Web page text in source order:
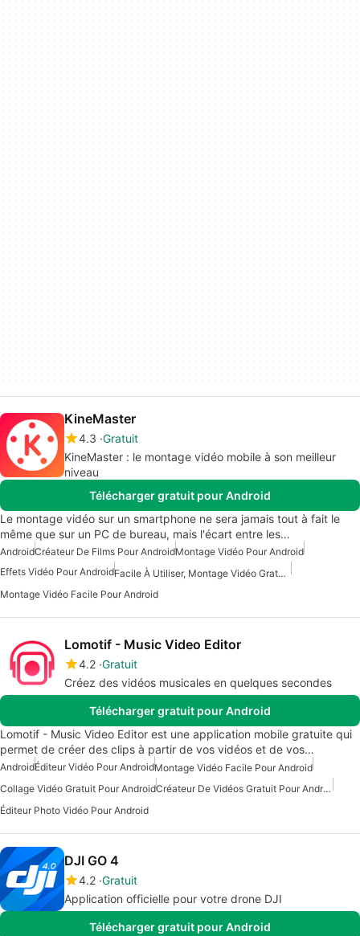
KineMaster
4.3 Gratuit
KineMaster : le montage vidéo mobile à son meilleur
niveau
Télécharger gratuit pour Android
Le montage vidéo sur un smartphone ne sera jamais tout à fait le
même que sur un PC de bureau, mais l'écart entre les…
AndroidCréateur De Films Pour AndroidMontage Vidéo Pour Android
Effets Vidéo Pour Android
Facile À Utiliser, Montage Vidéo Gratuit.
Montage Vidéo Facile Pour Android
Lomotif - Music Video Editor
4.2 Gratuit
Créez des vidéos musicales en quelques secondes
Télécharger gratuit pour Android
Lomotif - Music Video Editor est une application mobile gratuite qui
permet de créer des clips à partir de vos vidéos et de vos…
AndroidÉditeur Vidéo Pour AndroidMontage Vidéo Facile Pour Android
Collage Vidéo Gratuit Pour Android
Créateur De Vidéos Gratuit Pour Android
Éditeur Photo Vidéo Pour Android
DJI GO 4
4.2 Gratuit
Application officielle pour votre drone DJI
Télécharger gratuit pour Android